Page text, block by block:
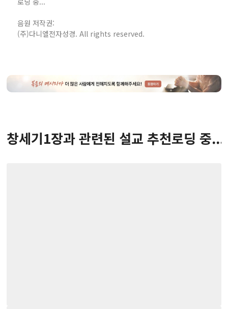
음원 저작권:
(주)다니엘전자성경. All rights reserved.
창세기1장과 관련된 설교 추천로딩 중...